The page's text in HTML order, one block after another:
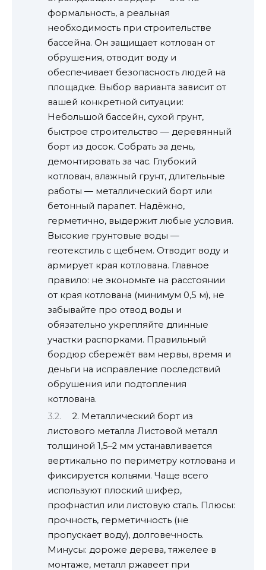
формальность, а реальная
необходимость при строительстве
бассейна. Он защищает котлован от
обрушения, отводит воду и
обеспечивает безопасность людей на
площадке. Выбор варианта зависит от
вашей конкретной ситуации:
Небольшой бассейн, сухой грунт,
быстрое строительство — деревянный
борт из досок. Собрать за день,
демонтировать за час. Глубокий
котлован, влажный грунт, длительные
работы — металлический борт или
бетонный парапет. Надёжно,
герметично, выдержит любые условия.
Высокие грунтовые воды —
геотекстиль с щебнем. Отводит воду и
армирует края котлована. Главное
правило: не экономьте на расстоянии
от края котлована (минимум 0,5 м), не
забывайте про отвод воды и
обязательно укрепляйте длинные
участки распорками. Правильный
бордюр сбережёт вам нервы, время и
деньги на исправление последствий
обрушения или подтопления
котлована.
2. Металлический борт из
листового металла Листовой металл
толщиной 1,5–2 мм устанавливается
вертикально по периметру котлована и
фиксируется кольями. Чаще всего
используют плоский шифер,
профнастил или листовую сталь. Плюсы:
прочность, герметичность (не
пропускает воду), долговечность.
Минусы: дороже дерева, тяжелее в
монтаже, металл ржавеет при